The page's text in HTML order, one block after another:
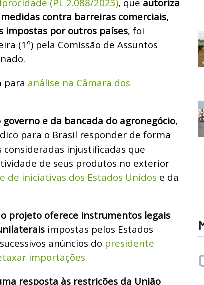
contra barreiras comerciais,
impostas por outros países, foi
(1º) pela Comissão de Assuntos
para análise na Câmara dos
governo e da bancada do agronegócio,
para o Brasil responder de forma
injustificadas que
de seus produtos no exterior
de iniciativas dos Estados Unidos e da
o projeto oferece instrumentos legais
impostas pelos Estados
anúncios do presidente
importações.
resposta às restrições da União